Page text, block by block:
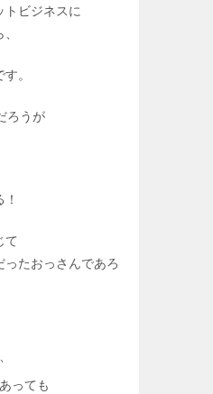
トビジネスに
。
ろうが
て
ったおっさんであろ
っても